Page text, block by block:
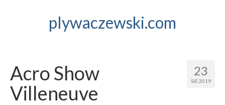
plywaczewski.com
23
SIE 2019
Acro Show
Villeneuve